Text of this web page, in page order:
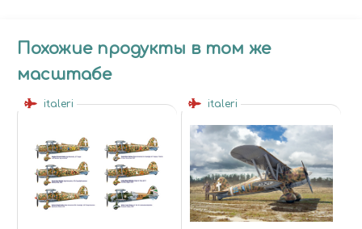
Похожие продукты в том же
масштабе
italeri italeri